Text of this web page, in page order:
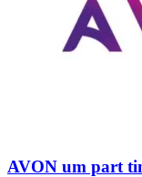
AVON um part